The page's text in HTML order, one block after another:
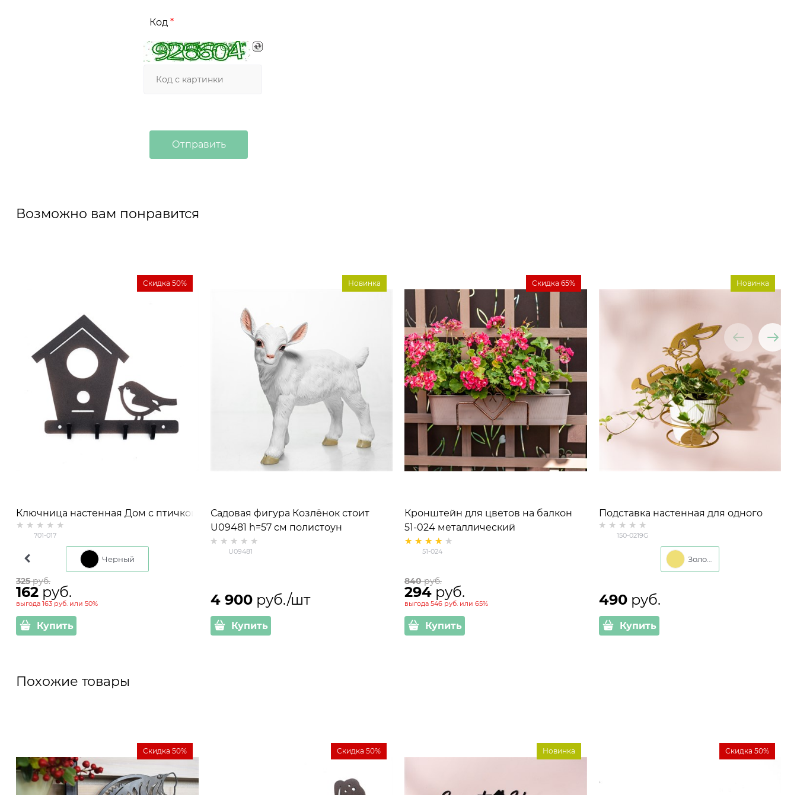
Код
Возможно вам понравится
Ключница настенная Дом с птичкой
701-017
Черный
Скидка 50%
325 руб.
162 руб.
выгода 163 руб. или 50%
Купить
Садовая фигура Козлёнок стоит
U09481 h=57 см полистоун
U09481
Новинка
4 900 руб./шт
Купить
Кронштейн для цветов на балкон
51-024 металлический
51-024
Скидка 65%
840 руб.
294 руб.
выгода 546 руб. или 65%
Купить
Подставка настенная для одного
растения Заяц 150-0219 со съёмной
корзиной d=12 см
150-0219G
Золото
Новинка
490 руб.
Купить
Похожие товары
Скидка 50% Скидка 50% Новинка Скидка 50%